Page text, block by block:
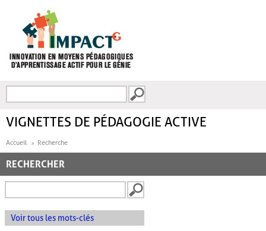
FORMULAIRE DE
VIGNETTES DE PÉDAGOGIE ACTIVE
Accueil Recherche
RECHERCHER
Voir tous les mots-clés